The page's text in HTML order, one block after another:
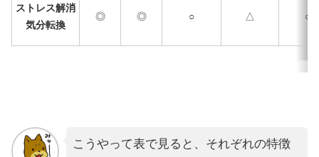
ストレス解消
気分転換
◎ ◎ ○ △ ○
こうやって表で見ると、それぞれの特徴